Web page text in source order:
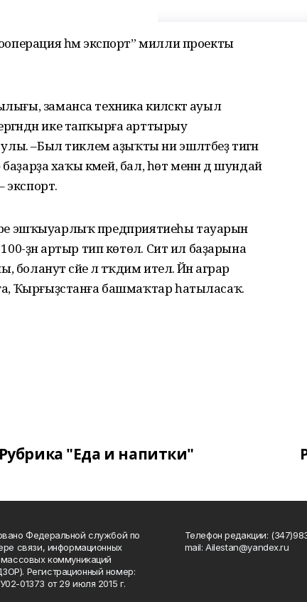
һәм экспорт” милли проекты
заманса техника киләсәктә ауыл
ике тапҡырға арттырыу
–Был тиклем аҙыҡты ни эшләтәбеҙ тигән
хаҡы кәмей, бал, һөт менән дә шундай
экспорт.
эре эшҡыуарлыҡ предприятиеһы тауарын
ҙән артыр тип көтөлә. Сит ил баҙарына
сәйе лә тәҡдим ителә. Йәнә аграр
Ҡырғыҙстанға башмаҡтар һатыласаҡ.
Рубрика "Еда и напитки"
Федеральной службой по
связи, информационных
массовых коммуникаций
Регистрационный номер:
01373 от 29 июля 2015 г.
Телефон редакции:
mail: Ailestan@yandex.ru